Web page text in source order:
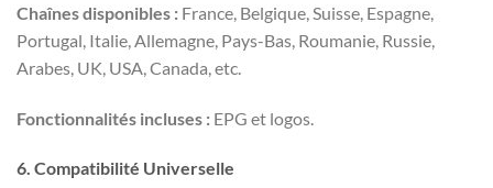
Chaînes disponibles : France, Belgique, Suisse, Espagne,
Portugal, Italie, Allemagne, Pays-Bas, Roumanie, Russie,
Arabes, UK, USA, Canada, etc.
Fonctionnalités incluses : EPG et logos.
6. Compatibilité Universelle